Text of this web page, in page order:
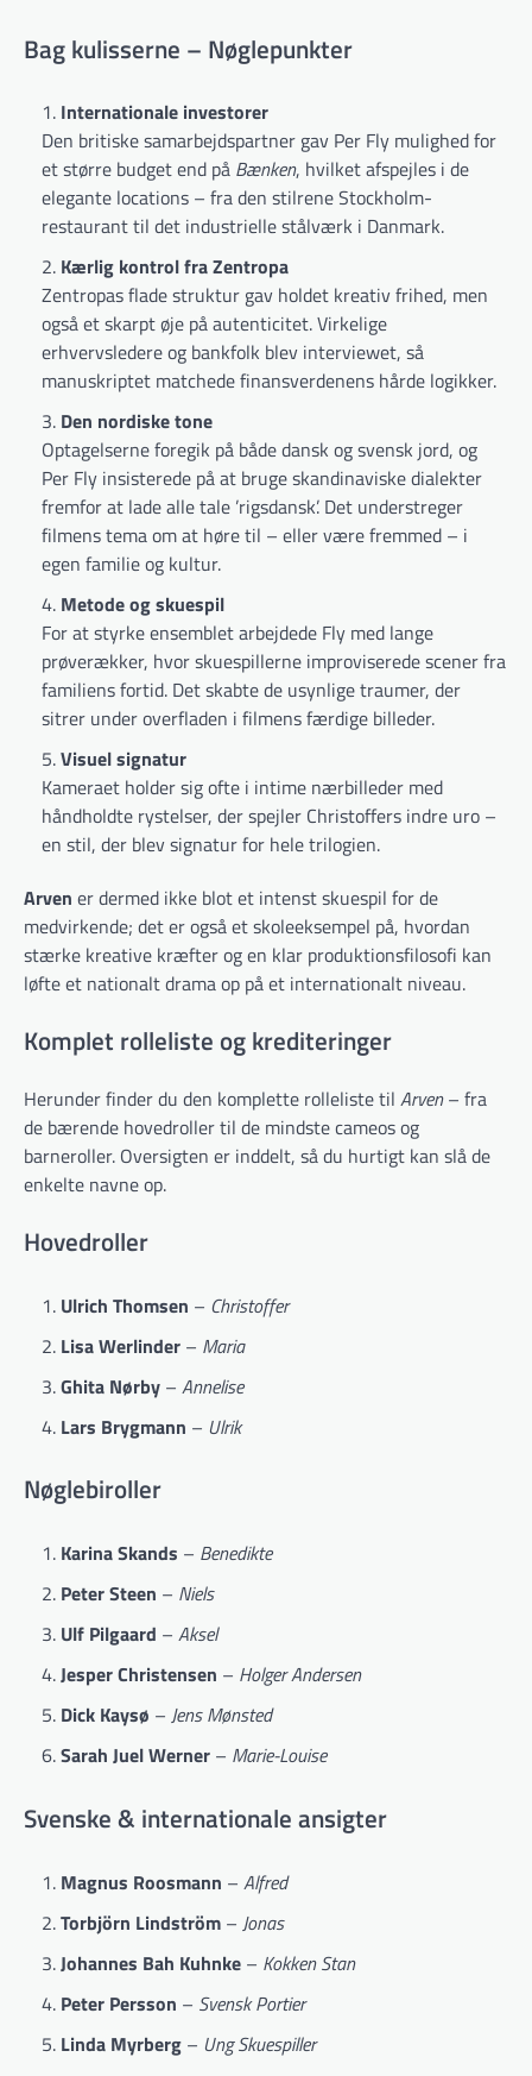
Bag kulisserne – Nøglepunkter
Internationale investorer
Den britiske samarbejdspartner gav Per Fly mulighed for
et større budget end på Bænken, hvilket afspejles i de
elegante locations – fra den stilrene Stockholm-
restaurant til det industrielle stålværk i Danmark.
Kærlig kontrol fra Zentropa
Zentropas flade struktur gav holdet kreativ frihed, men
også et skarpt øje på autenticitet. Virkelige
erhvervsledere og bankfolk blev interviewet, så
manuskriptet matchede finansverdenens hårde logikker.
Den nordiske tone
Optagelserne foregik på både dansk og svensk jord, og
Per Fly insisterede på at bruge skandinaviske dialekter
fremfor at lade alle tale ’rigsdansk’. Det understreger
filmens tema om at høre til – eller være fremmed – i
egen familie og kultur.
Metode og skuespil
For at styrke ensemblet arbejdede Fly med lange
prøverækker, hvor skuespillerne improviserede scener fra
familiens fortid. Det skabte de usynlige traumer, der
sitrer under overfladen i filmens færdige billeder.
Visuel signatur
Kameraet holder sig ofte i intime nærbilleder med
håndholdte rystelser, der spejler Christoffers indre uro –
en stil, der blev signatur for hele trilogien.
Arven er dermed ikke blot et intenst skuespil for de
medvirkende; det er også et skoleeksempel på, hvordan
stærke kreative kræfter og en klar produktionsfilosofi kan
løfte et nationalt drama op på et internationalt niveau.
Komplet rolleliste og krediteringer
Herunder finder du den komplette rolleliste til Arven– fra
de bærende hovedroller til de mindste cameos og
barneroller. Oversigten er inddelt, så du hurtigt kan slå de
enkelte navne op.
Hovedroller
Ulrich Thomsen – Christoffer
Lisa Werlinder – Maria
Ghita Nørby – Annelise
Lars Brygmann – Ulrik
Nøglebiroller
Karina Skands – Benedikte
Peter Steen – Niels
Ulf Pilgaard – Aksel
Jesper Christensen – Holger Andersen
Dick Kaysø – Jens Mønsted
Sarah Juel Werner – Marie-Louise
Svenske & internationale ansigter
Magnus Roosmann – Alfred
Torbjörn Lindström – Jonas
Johannes Bah Kuhnke – Kokken Stan
Peter Persson – Svensk Portier
Linda Myrberg – Ung Skuespiller